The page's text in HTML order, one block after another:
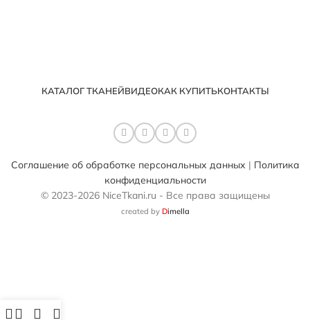
КАТАЛОГ ТКАНЕЙВИДЕОКАК КУПИТЬКОНТАКТЫ
Соглашение об обработке персональных данных | Политика
конфиденциальности
© 2023-2026 NiceTkani.ru - Все права защищены
created by Dimella